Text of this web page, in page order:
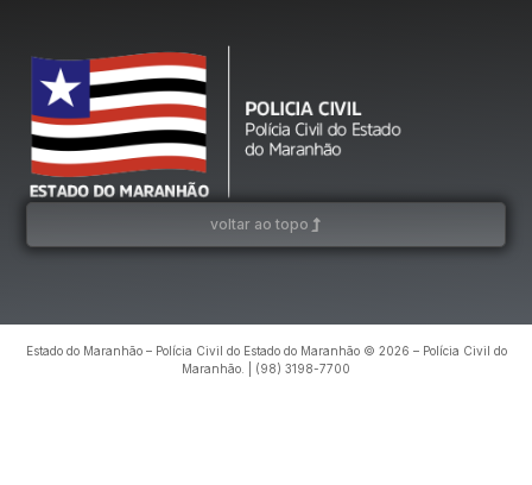
voltar ao topo
Estado do Maranhão – Polícia Civil do Estado do Maranhão © 2026 – Polícia Civil do
Maranhão. | (98) 3198-7700